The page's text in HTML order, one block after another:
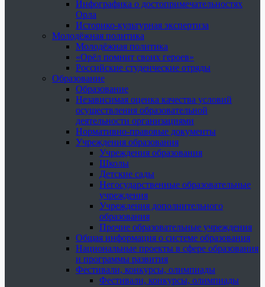
Инфографика о достопримечательностях
Орла
Историко-культурная экспертиза
Молодёжная политика
Молодёжная политика
«Орёл помнит своих героев»
Российские студенческие отряды
Образование
Образование
Независимая оценка качества условий
осуществления образовательной
деятельности организациями
Нормативно-правовые документы
Учреждения образования
Учреждения образования
Школы
Детские сады
Негосударственные образовательные
учреждения
Учреждения дополнительного
образования
Прочие образовательные учреждения
Общая информация о системе образования
Национальные проекты в сфере образования
и программы развития
Фестивали, конкурсы, олимпиады
Фестивали, конкурсы, олимпиады